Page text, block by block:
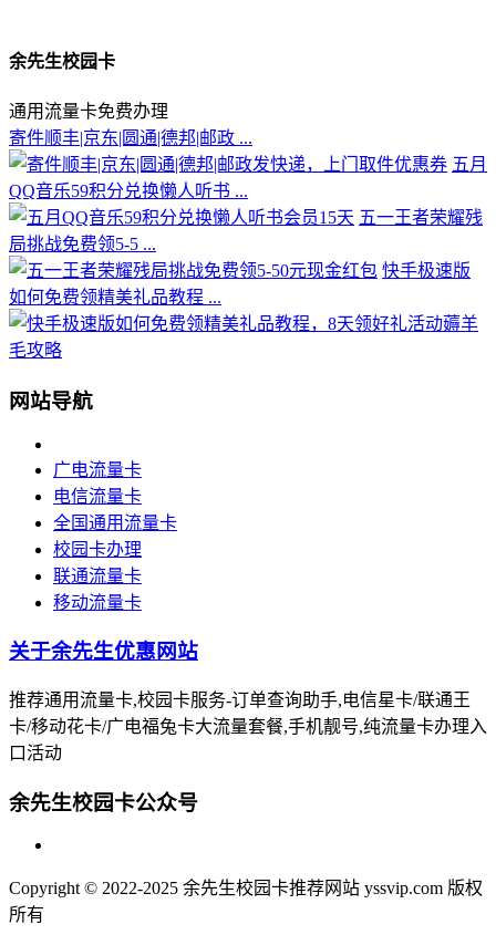
余先生校园卡
通用流量卡免费办理
寄件顺丰|京东|圆通|德邦|邮政 ...
五月
QQ音乐59积分兑换懒人听书 ...
五一王者荣耀残
局挑战免费领5-5 ...
快手极速版
如何免费领精美礼品教程 ...
网站导航
广电流量卡
电信流量卡
全国通用流量卡
校园卡办理
联通流量卡
移动流量卡
关于余先生优惠网站
推荐通用流量卡,校园卡服务-订单查询助手,电信星卡/联通王
卡/移动花卡/广电福兔卡大流量套餐,手机靓号,纯流量卡办理入
口活动
余先生校园卡公众号
Copyright © 2022-2025 余先生校园卡推荐网站 yssvip.com 版权
所有